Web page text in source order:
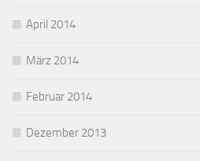
April 2014
März 2014
Februar 2014
Dezember 2013